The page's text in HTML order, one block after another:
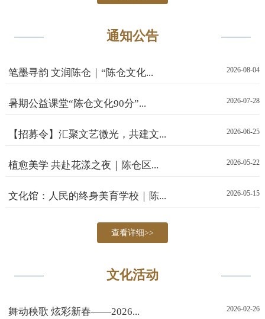
通知公告
笔墨寻韵 文润陈仓｜“陈仓文化... 2026-08-04
暑期公益课堂“陈仓文化90分”... 2026-07-28
【招募令】汇聚文艺微光，共建文... 2026-06-25
植愈美学 共赴花漾之夜｜陈仓区... 2026-05-22
文化馆：人民的终身美育学校｜陈... 2026-05-15
查看详细>>
文化活动
舞动秧歌 炫彩新春——2026... 2026-02-26